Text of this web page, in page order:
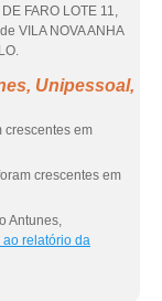
FARO LOTE 11,
VILA NOVA ANHA
Unipessoal,
crescentes em
crescentes em
Antunes,
relatório da